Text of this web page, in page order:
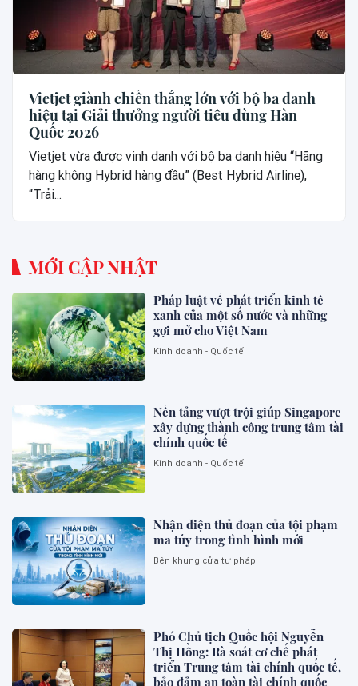
Vietjet giành chiến thắng lớn với bộ ba danh
hiệu tại Giải thưởng người tiêu dùng Hàn
Quốc 2026
Vietjet vừa được vinh danh với bộ ba danh hiệu “Hãng
hàng không Hybrid hàng đầu” (Best Hybrid Airline),
“Trải...
MỚI CẬP NHẬT
Pháp luật về phát triển kinh tế
xanh của một số nước và những
gợi mở cho Việt Nam
Kinh doanh - Quốc tế
Nền tảng vượt trội giúp Singapore
xây dựng thành công trung tâm tài
chính quốc tế
Kinh doanh - Quốc tế
Nhận diện thủ đoạn của tội phạm
ma túy trong tình hình mới
Bên khung cửa tư pháp
Phó Chủ tịch Quốc hội Nguyễn
Thị Hồng: Rà soát cơ chế phát
triển Trung tâm tài chính quốc tế,
bảo đảm an toàn tài chính quốc